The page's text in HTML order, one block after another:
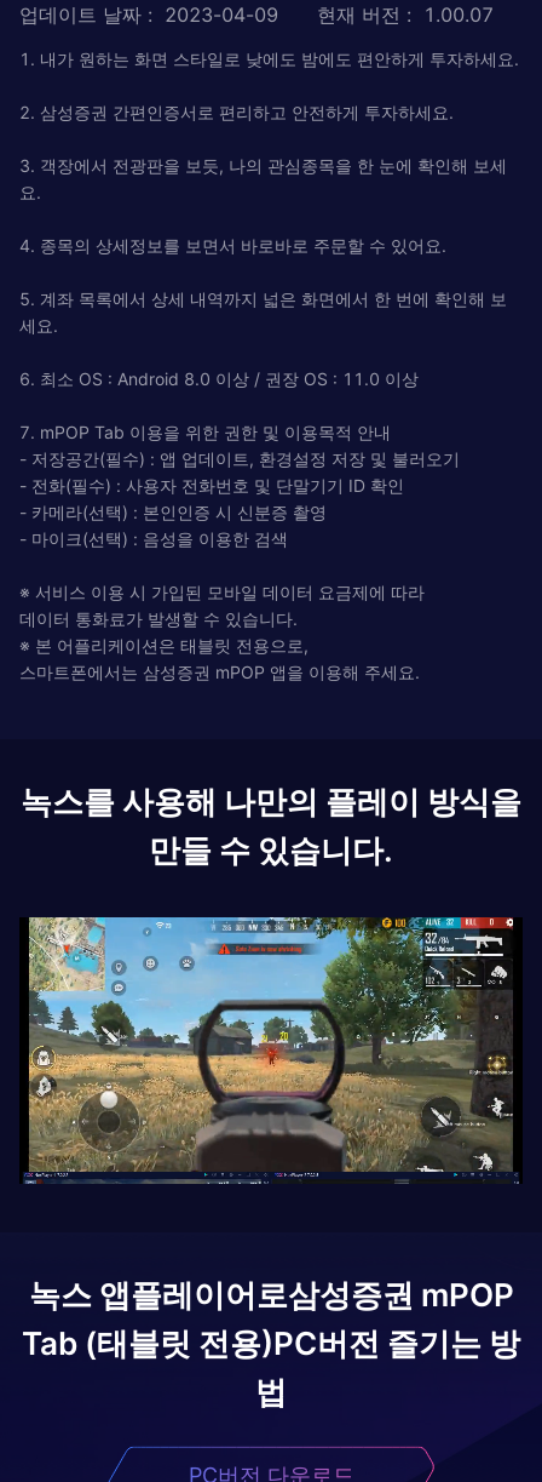
업데이트 날짜 : 2023-04-09 현재 버전 : 1.00.07
1. 내가 원하는 화면 스타일로 낮에도 밤에도 편안하게 투자하세요.
2. 삼성증권 간편인증서로 편리하고 안전하게 투자하세요.
3. 객장에서 전광판을 보듯, 나의 관심종목을 한 눈에 확인해 보세
요.
4. 종목의 상세정보를 보면서 바로바로 주문할 수 있어요.
5. 계좌 목록에서 상세 내역까지 넓은 화면에서 한 번에 확인해 보
세요.
6. 최소 OS : Android 8.0 이상 / 권장 OS : 11.0 이상
7. mPOP Tab 이용을 위한 권한 및 이용목적 안내
- 저장공간(필수) : 앱 업데이트, 환경설정 저장 및 불러오기
- 전화(필수) : 사용자 전화번호 및 단말기기 ID 확인
- 카메라(선택) : 본인인증 시 신분증 촬영
- 마이크(선택) : 음성을 이용한 검색
※ 서비스 이용 시 가입된 모바일 데이터 요금제에 따라
데이터 통화료가 발생할 수 있습니다.
※ 본 어플리케이션은 태블릿 전용으로,
스마트폰에서는 삼성증권 mPOP 앱을 이용해 주세요.
녹스를 사용해 나만의 플레이 방식을
만들 수 있습니다.
녹스 앱플레이어로삼성증권 mPOP
Tab (태블릿 전용)PC버전 즐기는 방
법
PC버전 다운로드